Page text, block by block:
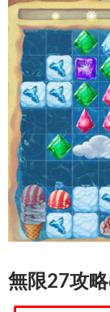
無限27攻